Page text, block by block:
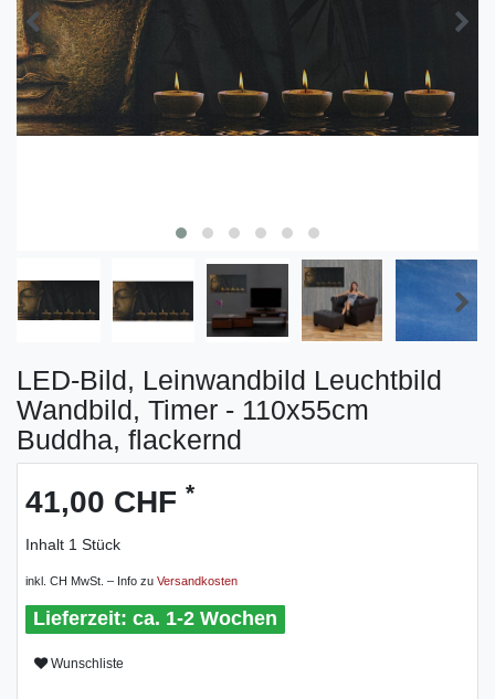
LED-Bild, Leinwandbild Leuchtbild
Wandbild, Timer - 110x55cm
Buddha, flackernd
41,00 CHF *
Inhalt 1 Stück
inkl. CH MwSt. – Info zu Versandkosten
ca. 1-2 Wochen
Wunschliste